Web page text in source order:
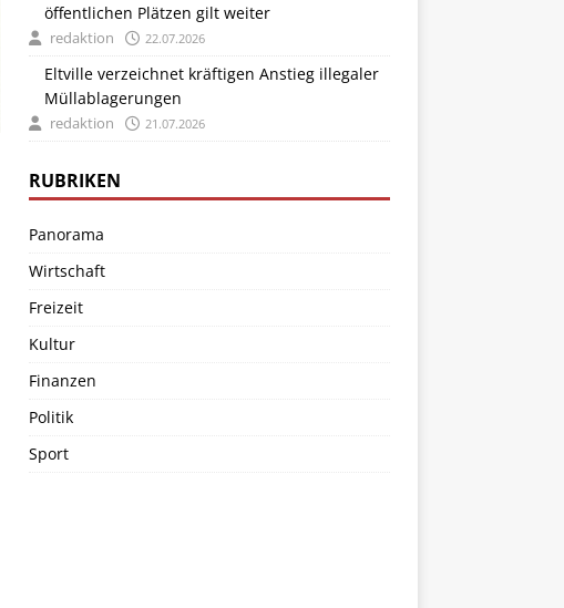
öffentlichen Plätzen gilt weiter
redaktion 22.07.2026
Eltville verzeichnet kräftigen Anstieg illegaler
Müllablagerungen
redaktion 21.07.2026
RUBRIKEN
Panorama
Wirtschaft
Freizeit
Kultur
Finanzen
Politik
Sport